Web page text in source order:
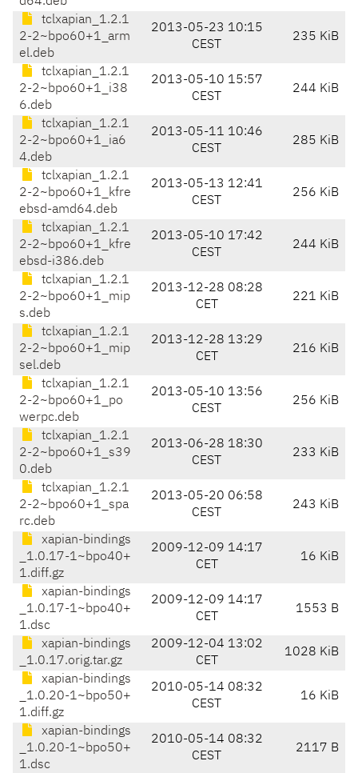
tclxapian_1.2.1
2-2~bpo60+1_arm
el.deb
2013-05-23 10:15
CEST
235 KiB
tclxapian_1.2.1
2-2~bpo60+1_i38
6.deb
2013-05-10 15:57
CEST
244 KiB
tclxapian_1.2.1
2-2~bpo60+1_ia6
4.deb
2013-05-11 10:46
CEST
285 KiB
tclxapian_1.2.1
2-2~bpo60+1_kfre
ebsd-amd64.deb
2013-05-13 12:41
CEST
256 KiB
tclxapian_1.2.1
2-2~bpo60+1_kfre
ebsd-i386.deb
2013-05-10 17:42
CEST
244 KiB
tclxapian_1.2.1
2-2~bpo60+1_mip
s.deb
2013-12-28 08:28
CET
221 KiB
tclxapian_1.2.1
2-2~bpo60+1_mip
sel.deb
2013-12-28 13:29
CET
216 KiB
tclxapian_1.2.1
2-2~bpo60+1_po
werpc.deb
2013-05-10 13:56
CEST
256 KiB
tclxapian_1.2.1
2-2~bpo60+1_s39
0.deb
2013-06-28 18:30
CEST
233 KiB
tclxapian_1.2.1
2-2~bpo60+1_spa
rc.deb
2013-05-20 06:58
CEST
243 KiB
xapian-bindings
_1.0.17-1~bpo40+
1.diff.gz
2009-12-09 14:17
CET
16 KiB
xapian-bindings
_1.0.17-1~bpo40+
1.dsc
2009-12-09 14:17
CET
1553 B
xapian-bindings
_1.0.17.orig.tar.gz
2009-12-04 13:02
CET
1028 KiB
xapian-bindings
_1.0.20-1~bpo50+
1.diff.gz
2010-05-14 08:32
CEST
16 KiB
xapian-bindings
_1.0.20-1~bpo50+
1.dsc
2010-05-14 08:32
CEST
2117 B